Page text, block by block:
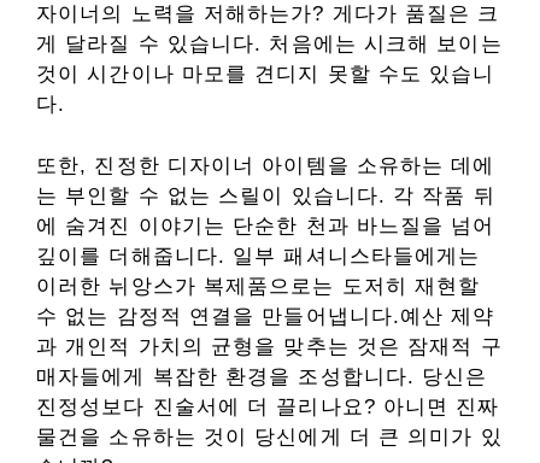
자이너의 노력을 저해하는가? 게다가 품질은 크
게 달라질 수 있습니다. 처음에는 시크해 보이는
것이 시간이나 마모를 견디지 못할 수도 있습니
다.
또한, 진정한 디자이너 아이템을 소유하는 데에
는 부인할 수 없는 스릴이 있습니다. 각 작품 뒤
에 숨겨진 이야기는 단순한 천과 바느질을 넘어
깊이를 더해줍니다. 일부 패셔니스타들에게는
이러한 뉘앙스가 복제품으로는 도저히 재현할
수 없는 감정적 연결을 만들어냅니다.예산 제약
과 개인적 가치의 균형을 맞추는 것은 잠재적 구
매자들에게 복잡한 환경을 조성합니다. 당신은
진정성보다 진술서에 더 끌리나요? 아니면 진짜
물건을 소유하는 것이 당신에게 더 큰 의미가 있